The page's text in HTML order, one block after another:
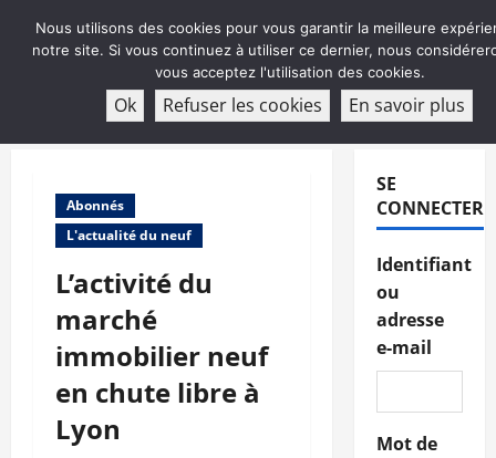
ABONNEMENT
Abonnés
L'actualité du neuf
L’activité du
marché
immobilier neuf
en chute libre à
Lyon
SE
CONNECTER
Identifiant
ou
adresse
e-mail
Mot de
Nous utilisons des cookies pour vous garantir la meilleure
notre site. Si vous continuez à utiliser ce dernier, nous
vous acceptez l'utilisation des cookies.
Ok Refuser les cookies En savoir plus